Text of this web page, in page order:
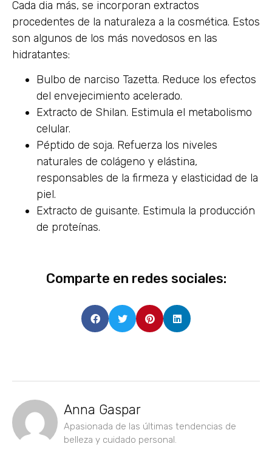
Cada dia más, se incorporan extractos
procedentes de la naturaleza a la cosmética. Estos
son algunos de los más novedosos en las
hidratantes:
Bulbo de narciso Tazetta. Reduce los efectos
del envejecimiento acelerado.
Extracto de Shilan. Estimula el metabolismo
celular.
Péptido de soja. Refuerza los niveles
naturales de colágeno y elástina,
responsables de la firmeza y elasticidad de la
piel.
Extracto de guisante. Estimula la producción
de proteínas.
Comparte en redes sociales:
Anna Gaspar
Apasionada de las últimas tendencias de
belleza y cuidado personal.